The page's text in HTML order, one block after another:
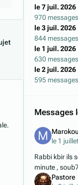
le 7 juil. 2026
970 messages
le 3 juil. 2026
844 messages
le 1 juil. 2026
630 messages
le 2 juil. 2026
595 messages
Messages
le 1 juillet
Rabbi kbir ils
minute ,
Pastore